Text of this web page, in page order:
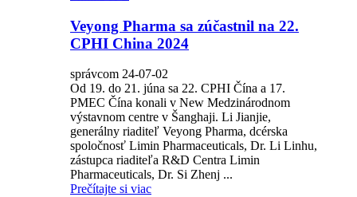
Veyong Pharma sa zúčastnil na 22.
CPHI China 2024
správcom 24-07-02
Od 19. do 21. júna sa 22. CPHI Čína a 17.
PMEC Čína konali v New Medzinárodnom
výstavnom centre v Šanghaji. Li Jianjie,
generálny riaditeľ Veyong Pharma, dcérska
spoločnosť Limin Pharmaceuticals, Dr. Li Linhu,
zástupca riaditeľa R&D Centra Limin
Pharmaceuticals, Dr. Si Zhenj ...
Prečítajte si viac